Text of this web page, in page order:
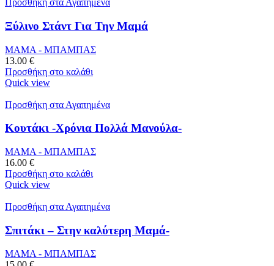
Προσθήκη στα Αγαπημένα
Ξύλινο Στάντ Για Την Μαμά
ΜΑΜΑ - ΜΠΑΜΠΑΣ
13.00 €
Προσθήκη στο καλάθι
Quick view
Προσθήκη στα Αγαπημένα
Κουτάκι -Χρόνια Πολλά Μανούλα-
ΜΑΜΑ - ΜΠΑΜΠΑΣ
16.00 €
Προσθήκη στο καλάθι
Quick view
Προσθήκη στα Αγαπημένα
Σπιτάκι – Στην καλύτερη Μαμά-
ΜΑΜΑ - ΜΠΑΜΠΑΣ